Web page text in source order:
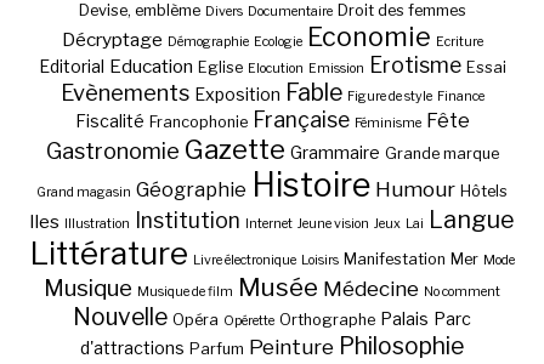
Devise, emblème Divers Documentaire Droit des femmes
Décryptage Démographie Ecologie Economie Ecriture
Editorial Education Eglise Elocution Emission Erotisme Essai
Evènements Exposition Fable Figure de style Finance
Fiscalité Francophonie Française Féminisme Fête
Gastronomie Gazette Grammaire Grande marque
Grand magasin Géographie Histoire Humour Hôtels
Iles Illustration Institution Internet Jeune vision Jeux Lai Langue
Littérature Livre électronique Loisirs Manifestation Mer Mode
Musique Musique de film Musée Médecine No comment
Nouvelle Opéra Opérette Orthographe Palais Parc
d'attractions Parfum Peinture Philosophie